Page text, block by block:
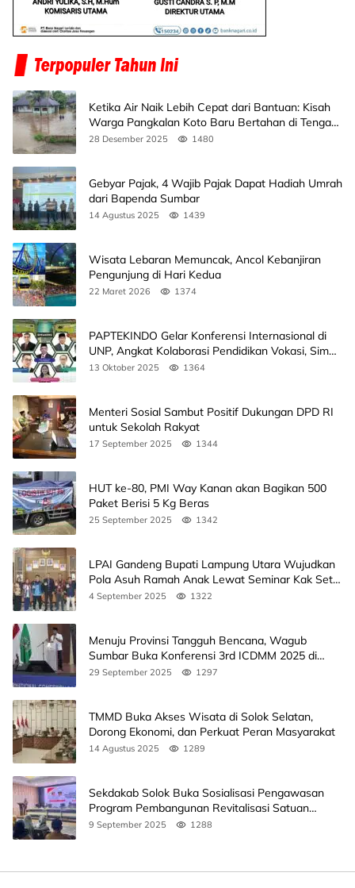
Ketika Air Naik Lebih Cepat dari Bantuan: Kisah
Warga Pangkalan Koto Baru Bertahan di Tengah
Banjir
28 Desember 2025 1480
Gebyar Pajak, 4 Wajib Pajak Dapat Hadiah Umrah
dari Bapenda Sumbar
14 Agustus 2025 1439
Wisata Lebaran Memuncak, Ancol Kebanjiran
Pengunjung di Hari Kedua
22 Maret 2026 1374
PAPTEKINDO Gelar Konferensi Internasional di
UNP, Angkat Kolaborasi Pendidikan Vokasi, Simak
Agendanya
13 Oktober 2025 1364
Menteri Sosial Sambut Positif Dukungan DPD RI
untuk Sekolah Rakyat
17 September 2025 1344
HUT ke-80, PMI Way Kanan akan Bagikan 500
Paket Berisi 5 Kg Beras
25 September 2025 1342
LPAI Gandeng Bupati Lampung Utara Wujudkan
Pola Asuh Ramah Anak Lewat Seminar Kak Seto,
Ini Jadwalnya
4 September 2025 1322
Menuju Provinsi Tangguh Bencana, Wagub
Sumbar Buka Konferensi 3rd ICDMM 2025 di
Unand
29 September 2025 1297
TMMD Buka Akses Wisata di Solok Selatan,
Dorong Ekonomi, dan Perkuat Peran Masyarakat
14 Agustus 2025 1289
Sekdakab Solok Buka Sosialisasi Pengawasan
Program Pembangunan Revitalisasi Satuan
Pendidikan
9 September 2025 1288